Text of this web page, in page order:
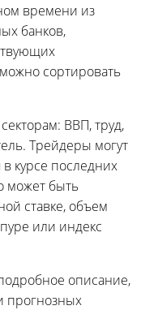
времени из
банков,
сортировать
ВВП, труд,
Трейдеры могут
в курсе последних
может быть
ставке, объем
или индекс
описание,
прогнозных